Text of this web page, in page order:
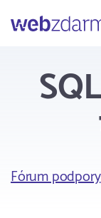
Webzdarma
Fórum podpory